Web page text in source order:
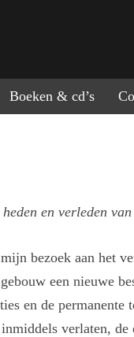
Boeken & cd’s
heden en verleden
bezoek aan het
een nieuwe
en de permanente
verlaten,